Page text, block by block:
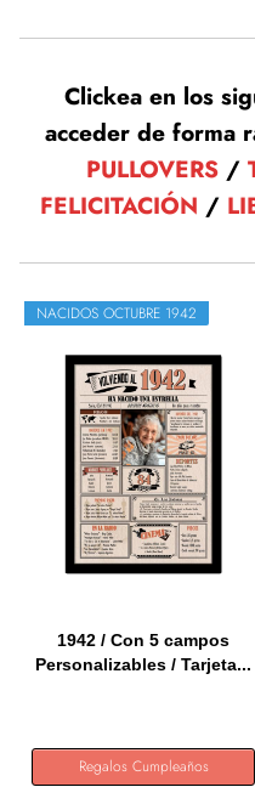
Clickea en los
acceder de forma
PULLOVERS /
FELICITACIÓN /
NACIDOS OCTUBRE 1942
1942 / Con 5 campos
Personalizables / Tarjeta...
Regalos Cumpleaños